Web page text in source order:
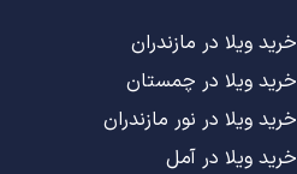
خرید ویلا در مازندران
خرید ویلا در چمستان
خرید ویلا در نور مازندران
خرید ویلا در آمل